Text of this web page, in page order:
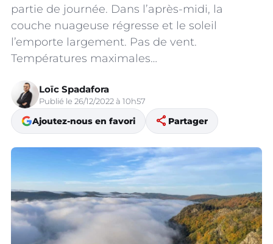
partie de journée. Dans l’après-midi, la
couche nuageuse régresse et le soleil
l’emporte largement. Pas de vent.
Températures maximales…
Loïc Spadafora
Publié le 26/12/2022 à 10h57
Ajoutez-nous en favori share Partager